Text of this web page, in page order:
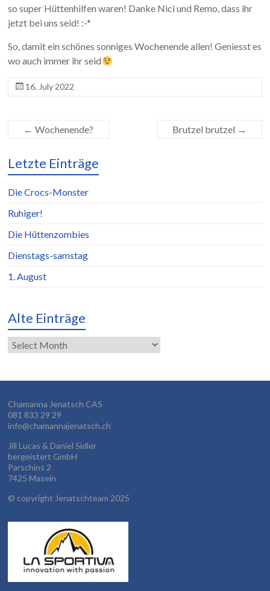
so super Hüttenhilfen waren! Danke Nici und Remo, dass ihr
jetzt bei uns seid! :-*
So, damit ein schönes sonniges Wochenende allen! Geniesst es
wo auch immer ihr seid
16. July 2022
← Wochenende? Brutzel brutzel →
Letzte Einträge
Die Crocs-Monster
Ruhiger!
Die Hüttenzombies
Dienstags-samstag
1. August
Alte Einträge
Alte
Einträge
Chamanna Jenatsch CAS
081 833 29 29
info@chamannajenatsch.ch
Jill Lucas & Daniel Sidler
bergeistert GmbH
Parschins 2
7425 Masein
© copyright Jenatschteam 2025